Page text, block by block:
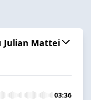
Julian Mattei
03:36